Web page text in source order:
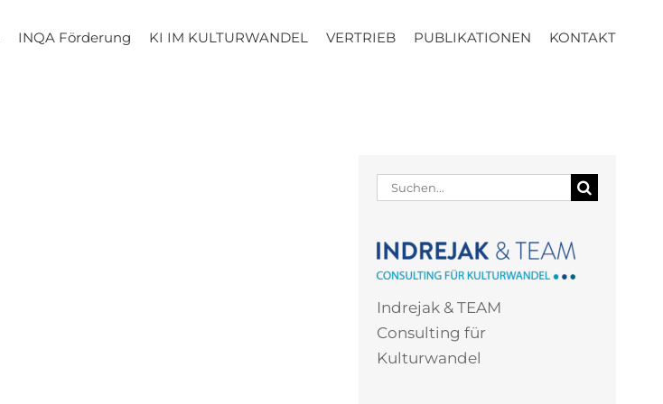
INQA Förderung KI IM KULTURWANDEL VERTRIEB PUBLIKATIONEN KONTAKT
Suche
Indrejak & TEAM
Consulting für
Kulturwandel